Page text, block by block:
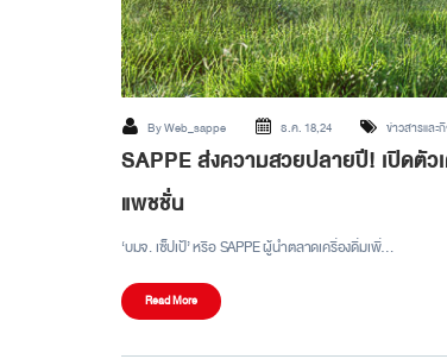
ByWeb_sappe ธ.ค. 18,24 ข่าวสารและ
SAPPE ส่งความสวยปลายปี! เปิดตัว
แพชชั่น
‘บมจ. เซ็ปเป้’ หรือ SAPPE ผู้นำตลาดเครื่องดื่มเพื่…
Read More